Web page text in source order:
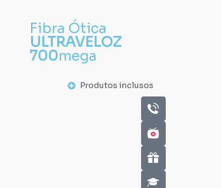
Fibra Ótica
ULTRAVELOZ
700mega
Produtos inclusos